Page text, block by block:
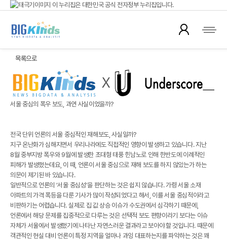
이 누리집은 대한민국 공식 전자정부 누리집입니다.
공식 누리집 주소 확인하기
go.kr 주소를 사용하는 누리집은 대한민국 정부기관이 관리하는 누리집입니다.
운영중인 공식 누리집보기
이슈 리포트
목록으로
서울 중심의 폭우 보도, 과연 사실이었을까?
전국 단위 언론의 서울 중심적인 재해보도, 사실일까?
지구 온난화가 심해지면서 우리나라에도 직접적인 영향이 발생하고 있습니다. 지난
8월 중부지방 폭우와 9월에 발생한 초대형 태풍 힌남노로 인해 한반도에 이례적인
피해가 발생했는데요, 이 때, 언론이 서울 중심으로 재해 보도를 하지 않았는가 하는
의문이 제기된 바 있습니다.
일반적으로 언론의 ‘서울 중심성’을 판단하는 것은 쉽지 않습니다. 가령 서울 소재
아파트의 가격 폭등을 다룬 기사가 많이 작성되었다고 해서, 이를 서울 중심적이라고
비판하기는 어렵습니다. 실제로 집 값 상승 이슈가 수도권에서 심각하기 때문에,
언론에서 해당 문제를 집중적으로 다루는 것은 선택적 보도 편향이라기 보다는 이슈
자체가 서울에서 발생했기에 나타난 자연스러운 결과라고 보아야 할 것입니다. 때문에
객관적인 현실 대비 언론이 특정 지역을 얼마나 과잉 대표하는지를 파악하는 것은 꽤